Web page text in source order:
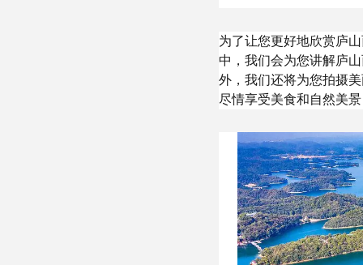
为了让您更好地欣赏庐
中，我们会为您讲解庐
外，我们还将为您拍摄
尽情享受美食和自然美